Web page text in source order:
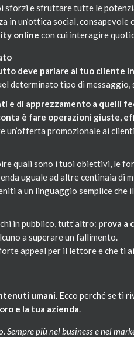
sforzi e sfruttare tutte le
in un’ottica social,
online con cui interagire
deve parlare al tuo cliente
determinato tipo di
e di apprezzamento a quelli
è fare operazioni giuste,
un’offerta promozionale ai
quali sono i tuoi obiettivi, le
uguale ad altre centinaia di
a un linguaggio semplice che
in pubblico, tutt’altro: prova a
a superare un fallimento.
appeal per il lettore e che ti
umani. Ecco perché se ti
e la tua azienda.
Sempre più nel business e nel